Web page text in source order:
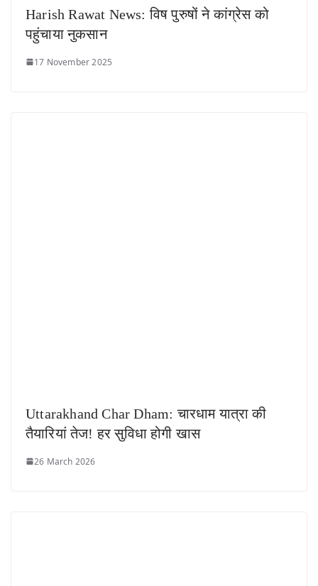
Harish Rawat News: विष पुरुषों ने कांग्रेस को
पहुंचाया नुकसान
17 November 2025
Uttarakhand Char Dham: चारधाम यात्रा की
तैयारियां तेज! हर सुविधा होगी खास
26 March 2026